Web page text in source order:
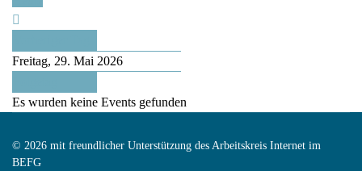
Freitag, 29. Mai 2026
Es wurden keine Events gefunden
© 2026 mit freundlicher Unterstützung des Arbeitskreis Internet im
BEFG